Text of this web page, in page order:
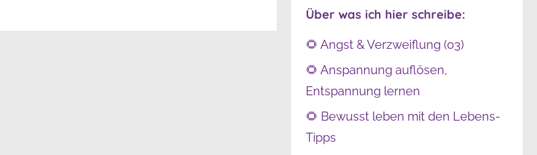
Über was ich hier schreibe:
🌻 Angst & Verzweiflung (03)
🌻 Anspannung auflösen,
Entspannung lernen
🌻 Bewusst leben mit den Lebens-
Tipps